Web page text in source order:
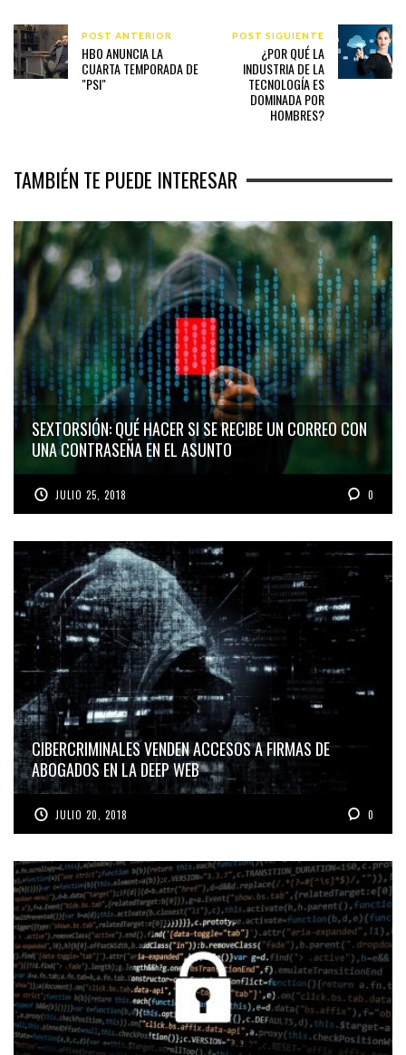
POST ANTERIOR
HBO ANUNCIA LA
CUARTA TEMPORADA DE
"PSI"
POST SIGUIENTE
¿POR QUÉ LA
INDUSTRIA DE LA
TECNOLOGÍA ES
DOMINADA POR
HOMBRES?
TAMBIÉN TE PUEDE INTERESAR
SEXTORSIÓN: QUÉ HACER SI SE RECIBE UN CORREO CON
UNA CONTRASEÑA EN EL ASUNTO
JULIO 25, 2018 0
CIBERCRIMINALES VENDEN ACCESOS A FIRMAS DE
ABOGADOS EN LA DEEP WEB
JULIO 20, 2018 0